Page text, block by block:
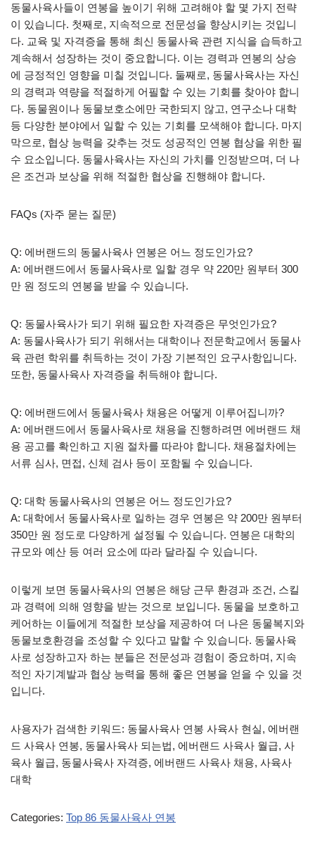
동물사육사들이 연봉을 높이기 위해 고려해야 할 몇 가지 전략
이 있습니다. 첫째로, 지속적으로 전문성을 향상시키는 것입니
다. 교육 및 자격증을 통해 최신 동물사육 관련 지식을 습득하고
계속해서 성장하는 것이 중요합니다. 이는 경력과 연봉의 상승
에 긍정적인 영향을 미칠 것입니다. 둘째로, 동물사육사는 자신
의 경력과 역량을 적절하게 어필할 수 있는 기회를 찾아야 합니
다. 동물원이나 동물보호소에만 국한되지 않고, 연구소나 대학
등 다양한 분야에서 일할 수 있는 기회를 모색해야 합니다. 마지
막으로, 협상 능력을 갖추는 것도 성공적인 연봉 협상을 위한 필
수 요소입니다. 동물사육사는 자신의 가치를 인정받으며, 더 나
은 조건과 보상을 위해 적절한 협상을 진행해야 합니다.
FAQs (자주 묻는 질문)
Q: 에버랜드의 동물사육사 연봉은 어느 정도인가요?
A: 에버랜드에서 동물사육사로 일할 경우 약 220만 원부터 300
만 원 정도의 연봉을 받을 수 있습니다.
Q: 동물사육사가 되기 위해 필요한 자격증은 무엇인가요?
A: 동물사육사가 되기 위해서는 대학이나 전문학교에서 동물사
육 관련 학위를 취득하는 것이 가장 기본적인 요구사항입니다.
또한, 동물사육사 자격증을 취득해야 합니다.
Q: 에버랜드에서 동물사육사 채용은 어떻게 이루어집니까?
A: 에버랜드에서 동물사육사로 채용을 진행하려면 에버랜드 채
용 공고를 확인하고 지원 절차를 따라야 합니다. 채용절차에는
서류 심사, 면접, 신체 검사 등이 포함될 수 있습니다.
Q: 대학 동물사육사의 연봉은 어느 정도인가요?
A: 대학에서 동물사육사로 일하는 경우 연봉은 약 200만 원부터
350만 원 정도로 다양하게 설정될 수 있습니다. 연봉은 대학의
규모와 예산 등 여러 요소에 따라 달라질 수 있습니다.
이렇게 보면 동물사육사의 연봉은 해당 근무 환경과 조건, 스킬
과 경력에 의해 영향을 받는 것으로 보입니다. 동물을 보호하고
케어하는 이들에게 적절한 보상을 제공하여 더 나은 동물복지와
동물보호환경을 조성할 수 있다고 말할 수 있습니다. 동물사육
사로 성장하고자 하는 분들은 전문성과 경험이 중요하며, 지속
적인 자기계발과 협상 능력을 통해 좋은 연봉을 얻을 수 있을 것
입니다.
사용자가 검색한 키워드: 동물사육사 연봉 사육사 현실, 에버랜
드 사육사 연봉, 동물사육사 되는법, 에버랜드 사육사 월급, 사
육사 월급, 동물사육사 자격증, 에버랜드 사육사 채용, 사육사
대학
Categories: Top 86 동물사육사 연봉